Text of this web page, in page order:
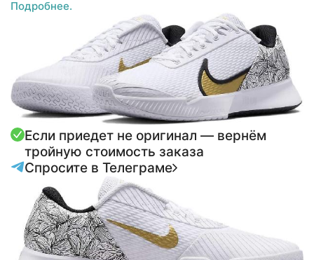
Подробнее.
Если приедет не оригинал — вернём
тройную стоимость заказа
Спросите в Телеграме